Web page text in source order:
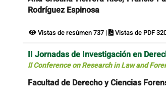
Rodríguez Espinosa
Vistas de resúmen 737 | Vistas de PDF
II Jornadas de Investigación en
II Conference on Research in Law and
Facultad de Derecho y Ciencias